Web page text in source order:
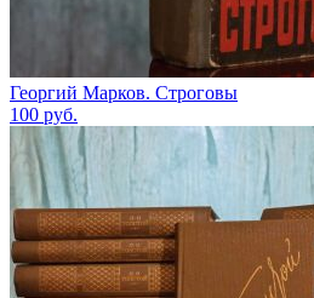
Георгий Марков. Строговы
100 руб.